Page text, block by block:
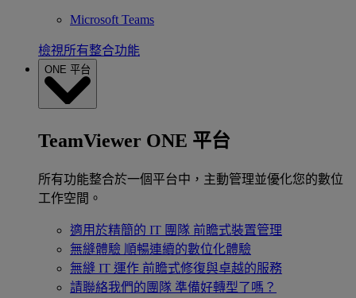
Microsoft Teams
檢視所有整合功能
ONE 平台
TeamViewer ONE 平台
所有功能整合於一個平台中，主動管理並優化您的數位
工作空間。
適用於精簡的 IT 團隊 前瞻式裝置管理
無縫體驗 順暢連續的數位化體驗
無縫 IT 運作 前瞻式修復與卓越的服務
請聯絡我們的團隊 準備好轉型了嗎？